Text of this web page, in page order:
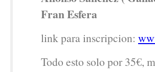
Fran Esfera
link para inscripcion:
Todo esto solo por 35€,